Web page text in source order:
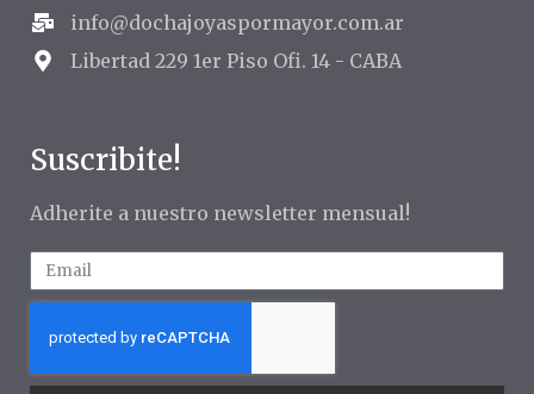
info@dochajoyaspormayor.com.ar
Libertad 229 1er Piso Ofi. 14 - CABA
Suscribite!
Adherite a nuestro newsletter mensual!